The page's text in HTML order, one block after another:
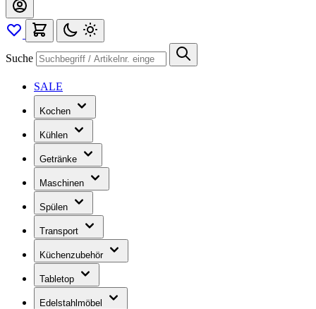
Suche
SALE
Kochen
Kühlen
Getränke
Maschinen
Spülen
Transport
Küchenzubehör
Tabletop
Edelstahlmöbel